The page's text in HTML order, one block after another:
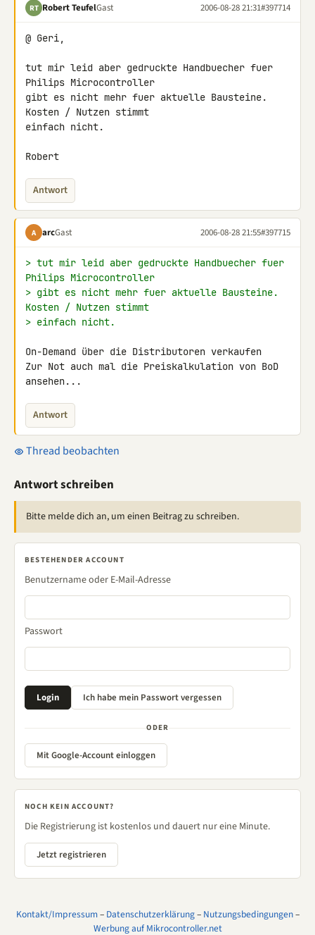
RT Robert TeufelGast 2006-08-28 21:31#397714
@ Geri,
tut mir leid aber gedruckte Handbuecher fuer
Philips Microcontroller
gibt es nicht mehr fuer aktuelle Bausteine.
Kosten / Nutzen stimmt
einfach nicht.
Robert
Antwort
A arcGast 2006-08-28 21:55#397715
> tut mir leid aber gedruckte Handbuecher fuer
Philips Microcontroller
> gibt es nicht mehr fuer aktuelle Bausteine.
Kosten / Nutzen stimmt
> einfach nicht.
On-Demand über die Distributoren verkaufen
Zur Not auch mal die Preiskalkulation von BoD
ansehen...
Antwort
Thread beobachten
Antwort schreiben
Bitte melde dich an, um einen Beitrag zu schreiben.
BESTEHENDER ACCOUNT
Benutzername oder E-Mail-Adresse
Passwort
ODER
Mit Google-Account einloggen
NOCH KEIN ACCOUNT?
Die Registrierung ist kostenlos und dauert nur eine Minute.
Jetzt registrieren
Kontakt/Impressum– Datenschutzerklärung– Nutzungsbedingungen–
Werbung auf Mikrocontroller.net